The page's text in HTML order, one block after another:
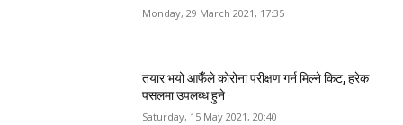
Monday, 29 March 2021, 17:35
तयार भयो आफैँले कोरोना परीक्षण गर्न मिल्ने किट, हरेक
पसलमा उपलब्ध हुने
Saturday, 15 May 2021, 20:40